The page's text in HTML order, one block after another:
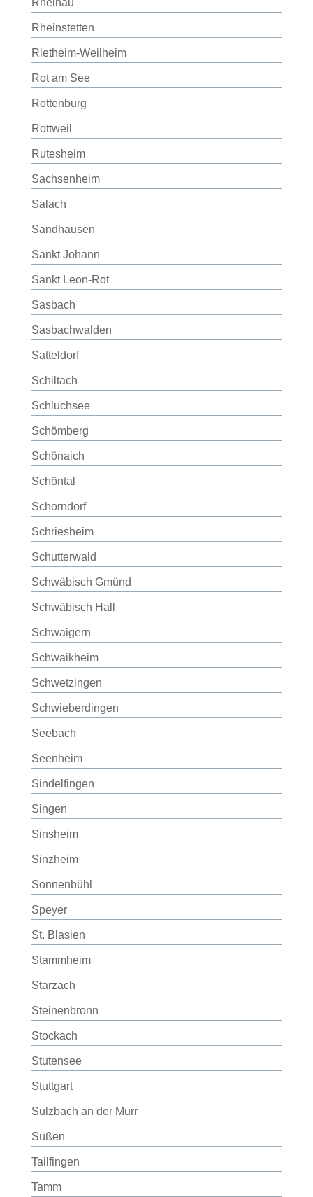
Rheinau
Rheinstetten
Rietheim-Weilheim
Rot am See
Rottenburg
Rottweil
Rutesheim
Sachsenheim
Salach
Sandhausen
Sankt Johann
Sankt Leon-Rot
Sasbach
Sasbachwalden
Satteldorf
Schiltach
Schluchsee
Schömberg
Schönaich
Schöntal
Schorndorf
Schriesheim
Schutterwald
Schwäbisch Gmünd
Schwäbisch Hall
Schwaigern
Schwaikheim
Schwetzingen
Schwieberdingen
Seebach
Seenheim
Sindelfingen
Singen
Sinsheim
Sinzheim
Sonnenbühl
Speyer
St. Blasien
Stammheim
Starzach
Steinenbronn
Stockach
Stutensee
Stuttgart
Sulzbach an der Murr
Süßen
Tailfingen
Tamm